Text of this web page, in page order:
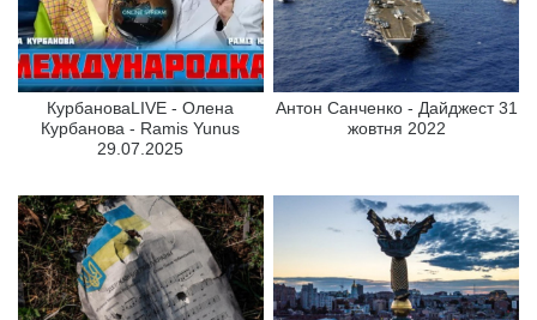
КурбановаLIVE - Олена
Курбанова - Ramis Yunus
29.07.2025
Антон Санченко - Дайджест 31
жовтня 2022